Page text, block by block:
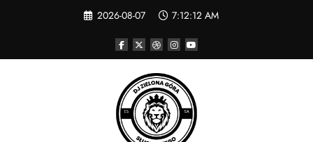
2026-08-07 7:12:13 AM